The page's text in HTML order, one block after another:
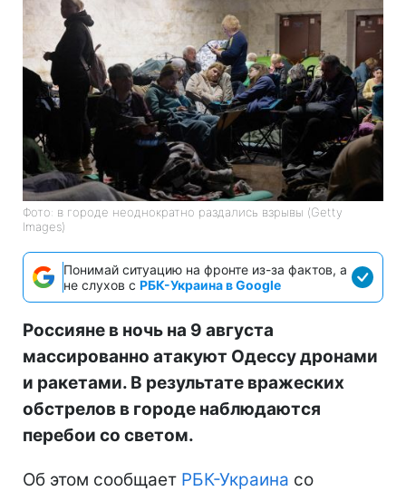
Фото: в городе неоднократно раздались взрывы (Getty
Images)
Понимай ситуацию на фронте из-за фактов, а
не слухов с РБК-Украина в Google
Россияне в ночь на 9 августа
массированно атакуют Одессу дронами
и ракетами. В результате вражеских
обстрелов в городе наблюдаются
перебои со светом.
Об этом сообщает РБК-Украина со